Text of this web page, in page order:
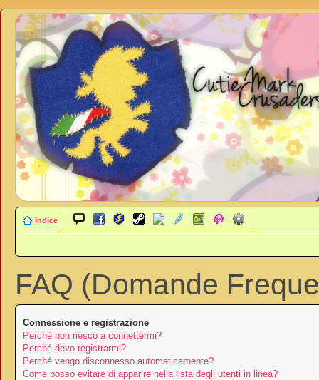
Indice
FAQ (Domande
Connessione e registrazione
Perché non riesco a connettermi?
Perché devo registrarmi?
Perché vengo disconnesso automaticamente?
Come posso evitare di apparire nella lista degli utenti in linea?